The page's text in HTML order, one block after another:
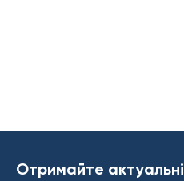
Отримайте актуальні